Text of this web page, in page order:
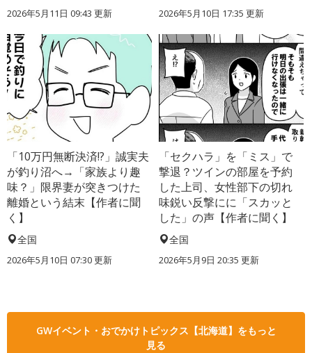
2026年5月11日 09:43 更新 2026年5月10日 17:35 更新
「10万円無断決済!?」誠実夫
が釣り沼へ→「家族より趣
味？」限界妻が突きつけた
離婚という結末【作者に聞
く】
全国
2026年5月10日 07:30 更新
「セクハラ」を「ミス」で
撃退？ツインの部屋を予約
した上司、女性部下の切れ
味鋭い反撃にに「スカッと
した」の声【作者に聞く】
全国
2026年5月9日 20:35 更新
GWイベント・おでかけトピックス【北海道】をもっと
見る